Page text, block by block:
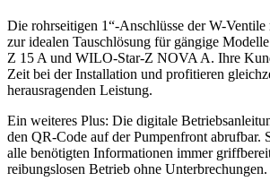
Die rohrseitigen 1“-Anschlüsse der W-Ventile
zur idealen Tauschlösung für gängige
Z 15 A und WILO-Star-Z NOVA A. Ihre
Zeit bei der Installation und profitieren
herausragenden Leistung.
Ein weiteres Plus: Die digitale
den QR-Code auf der Pumpenfront abrufbar.
alle benötigten Informationen immer
reibungslosen Betrieb ohne Unterbrechungen.